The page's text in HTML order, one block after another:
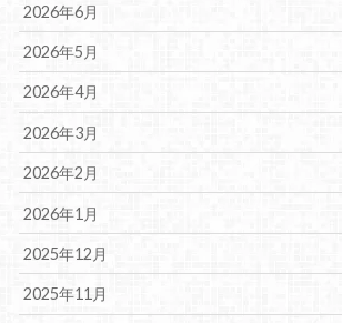
2026年6月
2026年5月
2026年4月
2026年3月
2026年2月
2026年1月
2025年12月
2025年11月